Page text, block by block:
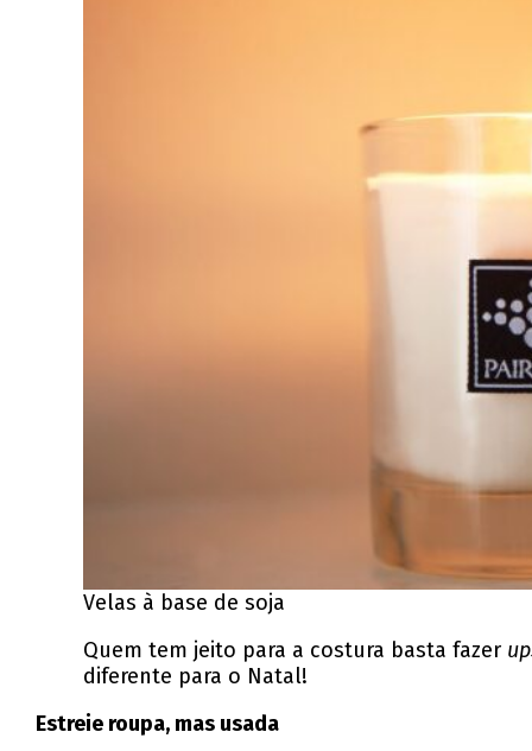
Velas à base de soja
Quem tem jeito para a costura basta fazer
diferente para o Natal!
Estreie roupa, mas usada